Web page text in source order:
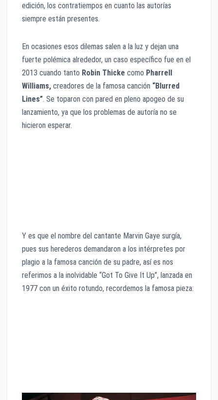
edición, los contratiempos en cuanto las autorías
siempre están presentes.
En ocasiones esos dilemas salen a la luz y dejan una
fuerte polémica alrededor, un caso específico fue en el
2013 cuando tanto Robin Thicke como Pharrell
Williams, creadores de la famosa canción “Blurred
Lines”. Se toparon con pared en pleno apogeo de su
lanzamiento, ya que los problemas de autoría no se
hicieron esperar.
Y es que el nombre del cantante Marvin Gaye surgía,
pues sus herederos demandaron a los intérpretes por
plagio a la famosa canción de su padre, así es nos
referimos a la inolvidable “Got To Give It Up”, lanzada en
1977 con un éxito rotundo, recordemos la famosa pieza: